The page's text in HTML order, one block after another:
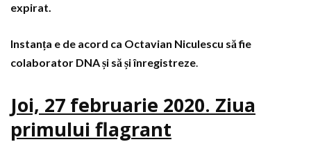
expirat.
Instanța e de acord ca Octavian Niculescu să fie
colaborator DNA și să și înregistreze.
Joi, 27 februarie 2020. Ziua
primului flagrant